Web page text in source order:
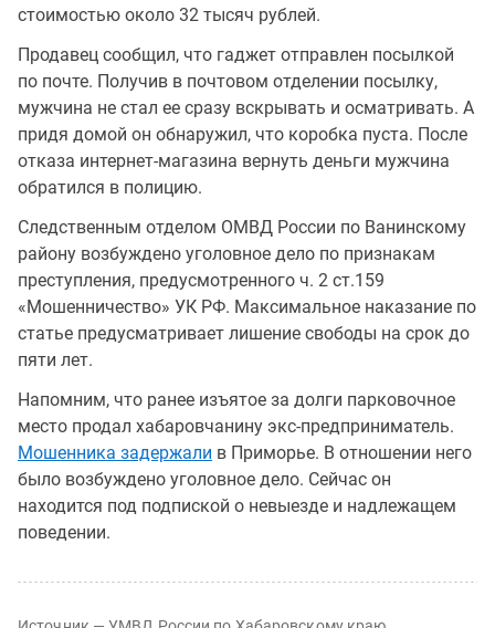
стоимостью около 32 тысяч рублей.
Продавец сообщил, что гаджет отправлен посылкой
по почте. Получив в почтовом отделении посылку,
мужчина не стал ее сразу вскрывать и осматривать. А
придя домой он обнаружил, что коробка пуста. После
отказа интернет-магазина вернуть деньги мужчина
обратился в полицию.
Следственным отделом ОМВД России по Ванинскому
району возбуждено уголовное дело по признакам
преступления, предусмотренного ч. 2 ст.159
«Мошенничество» УК РФ. Максимальное наказание по
статье предусматривает лишение свободы на срок до
пяти лет.
Напомним, что ранее изъятое за долги парковочное
место продал хабаровчанину экс-предприниматель.
Мошенника задержали в Приморье. В отношении него
было возбуждено уголовное дело. Сейчас он
находится под подпиской о невыезде и надлежащем
поведении.